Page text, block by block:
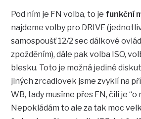
Pod ním je FN volba, to je funkční
najdeme volby pro DRIVE
samospoušť 12/2 sec dálkové
zpožděním), dále pak volba ISO,
blesku. Toto je možná jediné
jiných zrcadlovek jsme zvyklí na
WB, tady musíme přes FN, čili je “o
Nepokládám to ale za tak moc